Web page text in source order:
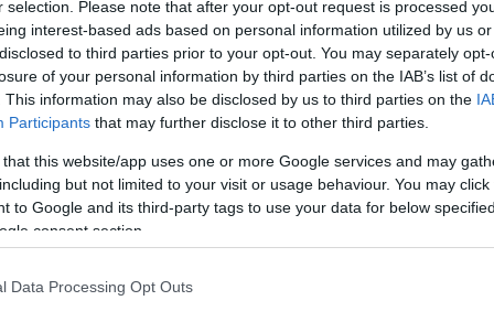
selection. Please note that after your opt-out request is processed
interest-based ads based on personal information utilized by us
to third parties prior to your opt-out. You may separately
of your personal information by third parties on the IAB’s list of
This information may also be disclosed by us to third parties on the
Participants that may further disclose it to other third parties.
that this website/app uses one or more Google services and may
but not limited to your visit or usage behaviour. You may
to Google and its third-party tags to use your data for below
consent section.
Data Processing Opt Outs
κόσμος. Περιπλανήθηκε στο νησί αναζητώντας
περιοχές και στις ναυτικές διαδρομές της Χώρας.
σκηνικό της Άνδρου. Πήρε ανδριώτικες αναφορές και
και έχτισε μέσα την μυθοπλασία της. Πήρε ονόματα
στην αστική και ναυτική ιστορία της
με αναφορά την Άνδρο, που κρατά το
Τα πρόσωπα μέσα από τα οποία
της Χώρας περιπλέκονται μοναδικά. Έρχονται